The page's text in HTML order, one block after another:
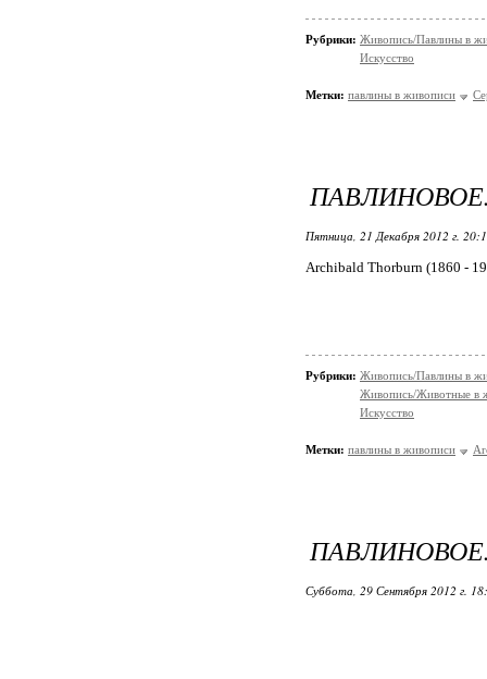
Рубрики: Живопись/Павлины в
Искусство
Метки: павлины в живописи
Пятница, 21 Декабря 2012 г.
Archibald Thorburn (1860 -
Рубрики: Живопись/Павлины в
Живопись/Животные в
Искусство
Метки: павлины в живописи
Суббота, 29 Сентября 2012 г.